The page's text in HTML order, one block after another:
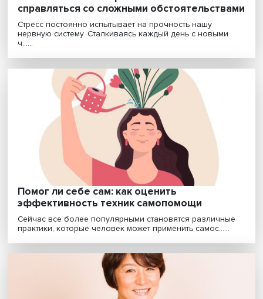
Профессиональное выгорание в настоящее время
считается синдромом развития болезни. О том, какие
с......
Как жить по правилу золотой рыбки и
писать письма самому себе